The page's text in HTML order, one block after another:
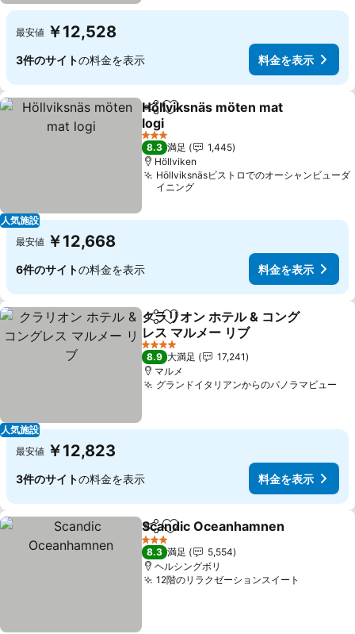
最安値 ￥12,528
3件のサイトの料金を表示 料金を表示
人気施設
シェアお気に入りに追加
Höllviksnäs möten mat
logi
3 ホテルのランク
8.3 満足
1,445
Höllviken
Höllviksnäsビストロでのオーシャンビューダ
イニング
最安値 ￥12,668
6件のサイトの料金を表示 料金を表示
人気施設
シェアお気に入りに追加
クラリオン ホテル & コング
レス マルメー リブ
4 ホテルのランク
8.9 大満足
17,241
マルメ
グランドイタリアンからのパノラマビュー
最安値 ￥12,823
3件のサイトの料金を表示 料金を表示
シェアお気に入りに追加
Scandic Oceanhamnen
3 ホテルのランク
8.3 満足
5,554
ヘルシングボリ
12階のリラクゼーションスイート